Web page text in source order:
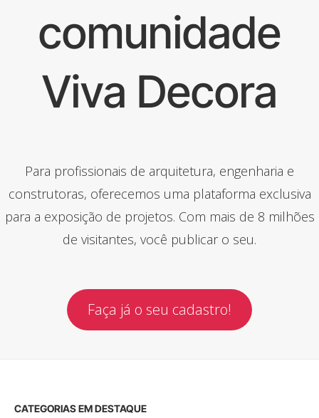
comunidade
Viva Decora
Para profissionais de arquitetura, engenharia e
construtoras, oferecemos uma plataforma exclusiva
para a exposição de projetos. Com mais de 8 milhões
de visitantes, você publicar o seu.
Faça já o seu cadastro!
CATEGORIAS EM DESTAQUE